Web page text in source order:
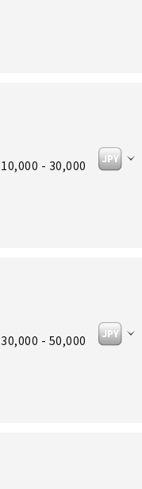
10,000 - 30,000
30,000 - 50,000